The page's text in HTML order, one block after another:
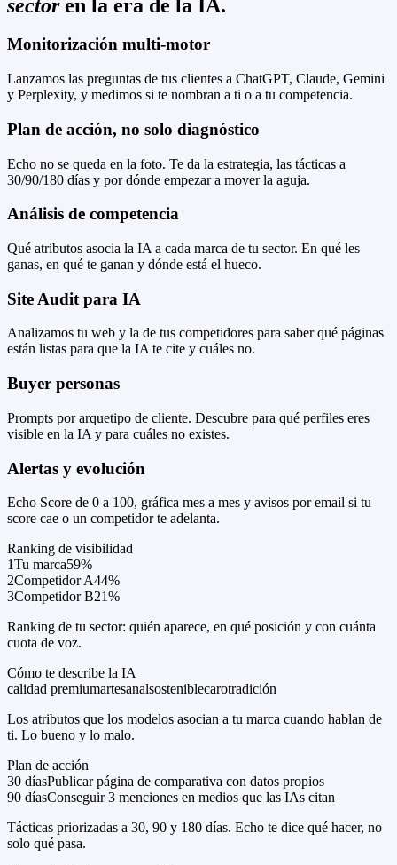
sector en la era de la IA.
Monitorización multi-motor
Lanzamos las preguntas de tus clientes a ChatGPT, Claude, Gemini
y Perplexity, y medimos si te nombran a ti o a tu competencia.
Plan de acción, no solo diagnóstico
Echo no se queda en la foto. Te da la estrategia, las tácticas a
30/90/180 días y por dónde empezar a mover la aguja.
Análisis de competencia
Qué atributos asocia la IA a cada marca de tu sector. En qué les
ganas, en qué te ganan y dónde está el hueco.
Site Audit para IA
Analizamos tu web y la de tus competidores para saber qué páginas
están listas para que la IA te cite y cuáles no.
Buyer personas
Prompts por arquetipo de cliente. Descubre para qué perfiles eres
visible en la IA y para cuáles no existes.
Alertas y evolución
Echo Score de 0 a 100, gráfica mes a mes y avisos por email si tu
score cae o un competidor te adelanta.
Ranking de visibilidad
1Tu marca59%
2Competidor A44%
3Competidor B21%
Ranking de tu sector: quién aparece, en qué posición y con cuánta
cuota de voz.
Cómo te describe la IA
calidad premiumartesanalsosteniblecarotradición
Los atributos que los modelos asocian a tu marca cuando hablan de
ti. Lo bueno y lo malo.
Plan de acción
30 díasPublicar página de comparativa con datos propios
90 díasConseguir 3 menciones en medios que las IAs citan
Tácticas priorizadas a 30, 90 y 180 días. Echo te dice qué hacer, no
solo qué pasa.